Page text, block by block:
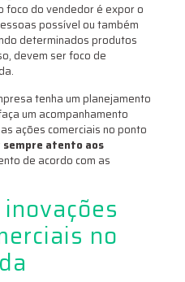
foco do vendedor é expor o
possível ou também
determinados produtos
devem ser foco de
tenha um planejamento
um acompanhamento
ações comerciais no ponto
sempre atento aos
de acordo com as
no